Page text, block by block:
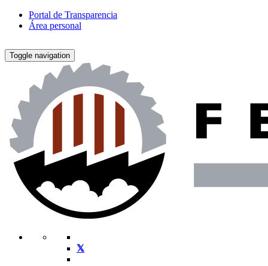
Portal de Transparencia
Área personal
Toggle navigation